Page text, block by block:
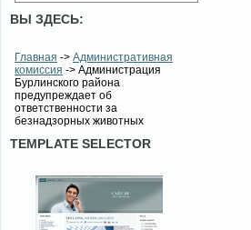
ВЫ ЗДЕСЬ:
Главная -> Административная
комиссия -> Администрация
Бурлинского района
предупреждает об
ответственности за
безнадзорных животных
TEMPLATE SELECTOR